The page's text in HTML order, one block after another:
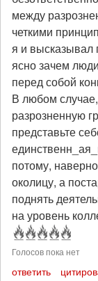
между
четкими
я и
ясно зачем
перед собой
В любом
разрозненную
представьте
потому,
околицу, а
поднять
на уровень
Голосов пока нет
ответить